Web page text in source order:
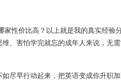
性价比高？以上就是我的真实经验分
、害怕学完就忘的成年人来说，无
尽早行动起来，把英语变成你升职加